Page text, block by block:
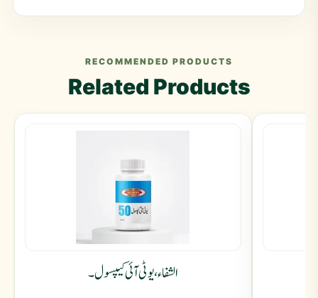
RECOMMENDED PRODUCTS
Related Products
الشفاء، یوٹی آئی کیپسول۔